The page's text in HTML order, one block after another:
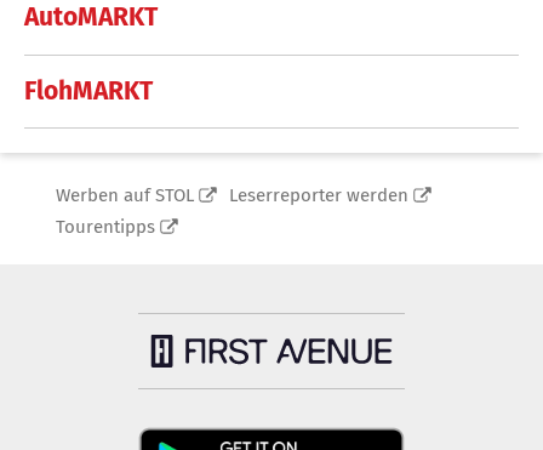
AutoMARKT
FlohMARKT
Werben auf STOL
Leserreporter werden
Tourentipps